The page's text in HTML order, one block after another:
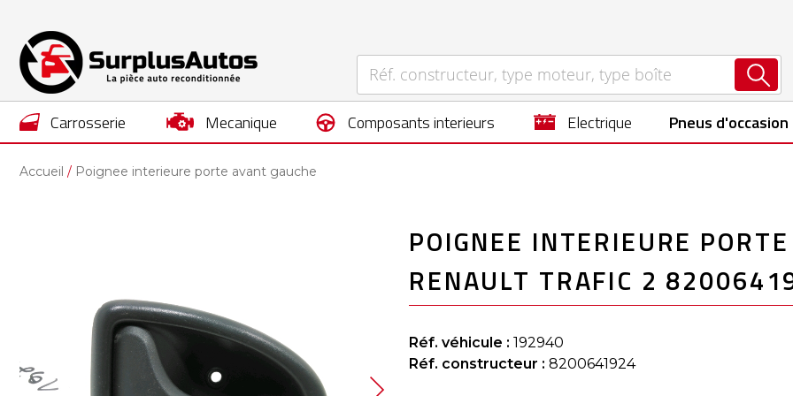
carrosserie mecanique composants interieurs electrique Pneus d'occasion
Accueil Poignee interieure porte avant gauche
POIGNEE INTERIEURE
RENAULT TRAFIC 2
Réf. véhicule : 192940
Réf. constructeur : 8200641924